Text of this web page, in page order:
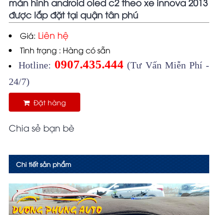
được lắp đặt tại quận tân phú
Giá: Liên hệ
Tình trạng : Hàng có sẵn
Hotline: 0907.435.444 (Tư Vấn Miễn Phí -
24/7)
Đặt hàng
Chia sẻ bạn bè
Chi tiết sản phẩm